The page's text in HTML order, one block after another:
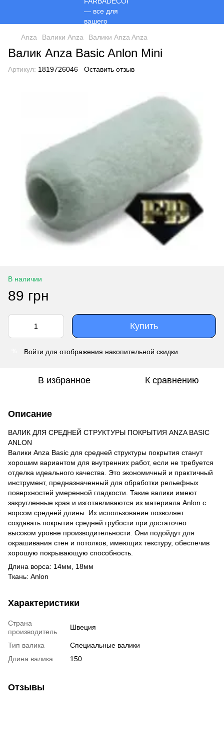
Anza Валики Anza Валики Anza Anza
Валик Anza Basic Anlon Mini
Артикул: 1819726046 Оставить отзыв
В наличии
89 грн
Купить
Войти для отображения накопительной скидки
В избранное К сравнению
Описание
ВАЛИК ДЛЯ СРЕДНЕЙ СТРУКТУРЫ ПОКРЫТИЯ ANZA BASIC
ANLON
Валики Anza Basic для средней структуры покрытия станут
хорошим вариантом для внутренних работ, если не требуется
отделка идеального качества. Это экономичный и практичный
инструмент, предназначенный для обработки рельефных
поверхностей умеренной гладкости. Такие валики имеют
закругленные края и изготавливаются из материала Anlon с
ворсом средней длины. Их использование позволяет
создавать покрытия средней грубости при достаточно
высоком уровне производительности. Они подойдут для
окрашивания стен и потолков, имеющих текстуру, обеспечив
хорошую покрывающую способность.
Длина ворса: 14мм, 18мм
Ткань: Anlon
Характеристики
Страна
производитель
Швеция
Тип валика
Специальные валики
Длина валика
150
Отзывы